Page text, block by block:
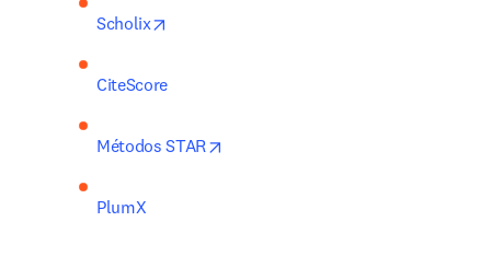
Scholix
CiteScore
Métodos STAR
PlumX